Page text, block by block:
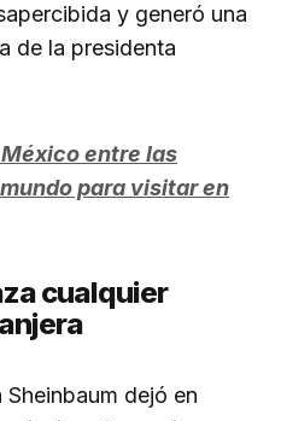
y generó una
de la presidenta
entre las
para visitar en
cualquier
Sheinbaum dejó en